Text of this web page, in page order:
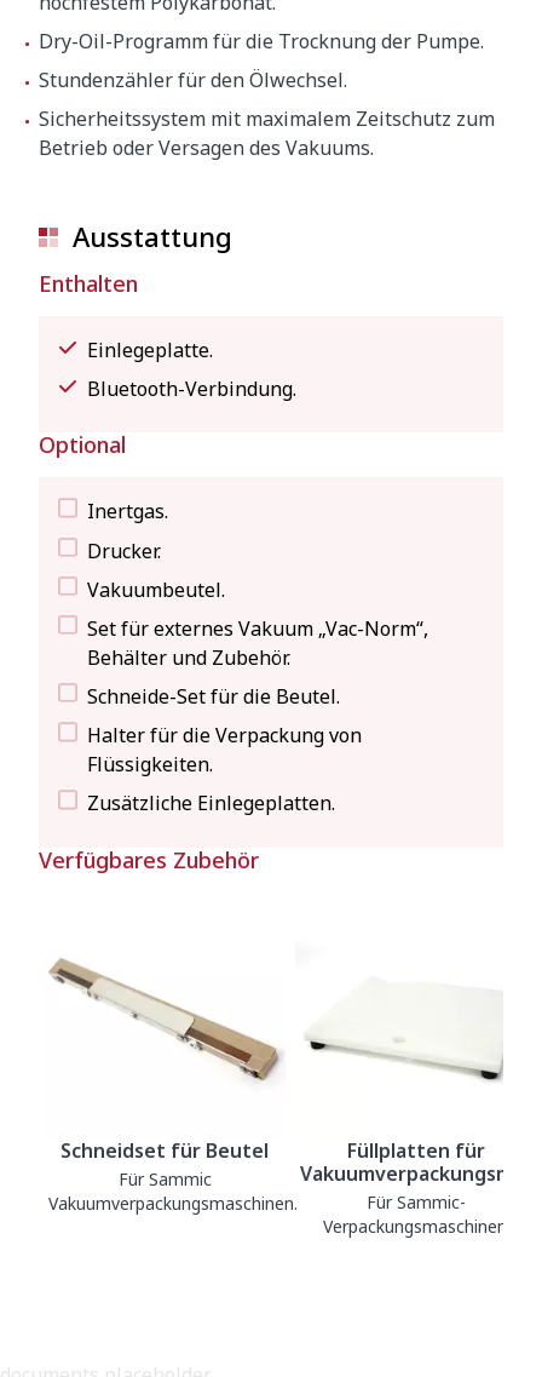
Dry-Oil-Programm für die Trocknung der Pumpe.
Stundenzähler für den Ölwechsel.
Sicherheitssystem mit maximalem Zeitschutz zum
Betrieb oder Versagen des Vakuums.
Ausstattung
Enthalten
Einlegeplatte.
Bluetooth-Verbindung.
Optional
Inertgas.
Drucker.
Vakuumbeutel.
Set für externes Vakuum „Vac-Norm“,
Behälter und Zubehör.
Schneide-Set für die Beutel.
Halter für die Verpackung von
Flüssigkeiten.
Zusätzliche Einlegeplatten.
Verfügbares Zubehör
Schneidset für Beutel
Für Sammic
Vakuumverpackungsmaschinen.
Füllplatten für
Für Sammic-
Verpackungsmaschinen.